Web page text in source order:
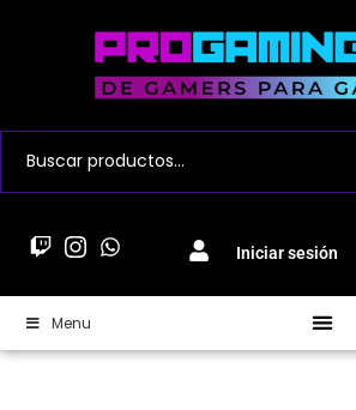
Iniciar sesión
Menu